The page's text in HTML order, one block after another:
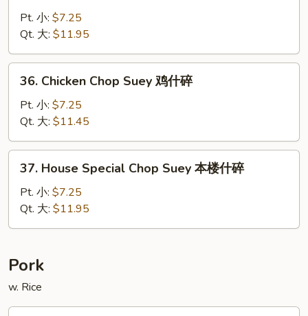
Chop
Suey
虾
什
Pt. 小: $7.25
Qt. 大: $11.95
Chicken
Chop
Suey
鸡
什
36. Chicken Chop Suey 鸡什碎
Pt. 小: $7.25
Qt. 大: $11.45
House
Special
Chop
Suey
楼
什
碎
37. House Special Chop Suey 本楼什碎
Pt. 小: $7.25
Qt. 大: $11.95
Pork
w. Rice